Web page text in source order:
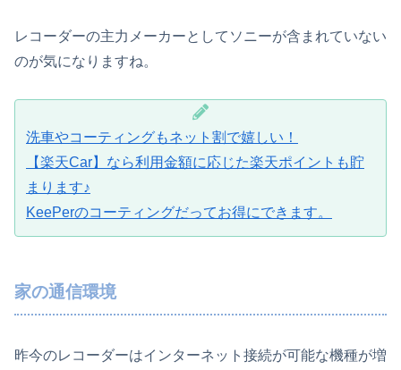
レコーダーの主力メーカーとしてソニーが含まれていない
のが気になりますね。
洗車やコーティングもネット割で嬉しい！
【楽天Car】なら利用金額に応じた楽天ポイントも貯
まります♪
KeePerのコーティングだってお得にできます。
家の通信環境
昨今のレコーダーはインターネット接続が可能な機種が増